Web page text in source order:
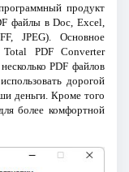
продукт
файлы в Doc, Excel,
JPEG). Основное
PDF Сonverter
PDF файлов
дорогой
деньги. Кроме того
более комфортной